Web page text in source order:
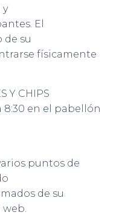
y
El
su
físicamente
Y CHIPS
8:30 en el pabellón
puntos de
de su